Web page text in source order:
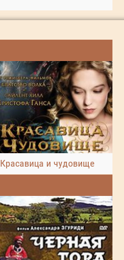
Красавица и чудовище